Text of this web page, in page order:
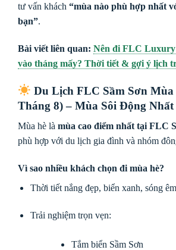
tư vấn khách “mùa nào phù hợp nhất
bạn”.
Bài viết liên quan: Nên đi FLC Luxury
vào tháng mấy? Thời tiết & gợi ý lịch
Du Lịch FLC Sầm Sơn Mùa
Tháng 8) – Mùa Sôi Động Nhất
Mùa hè là mùa cao điểm nhất tại FLC
phù hợp với du lịch gia đình và nhóm
Vì sao nhiều khách chọn đi mùa hè?
Thời tiết nắng đẹp, biển xanh, sóng êm
Trải nghiệm trọn vẹn:
Tắm biển Sầm Sơn